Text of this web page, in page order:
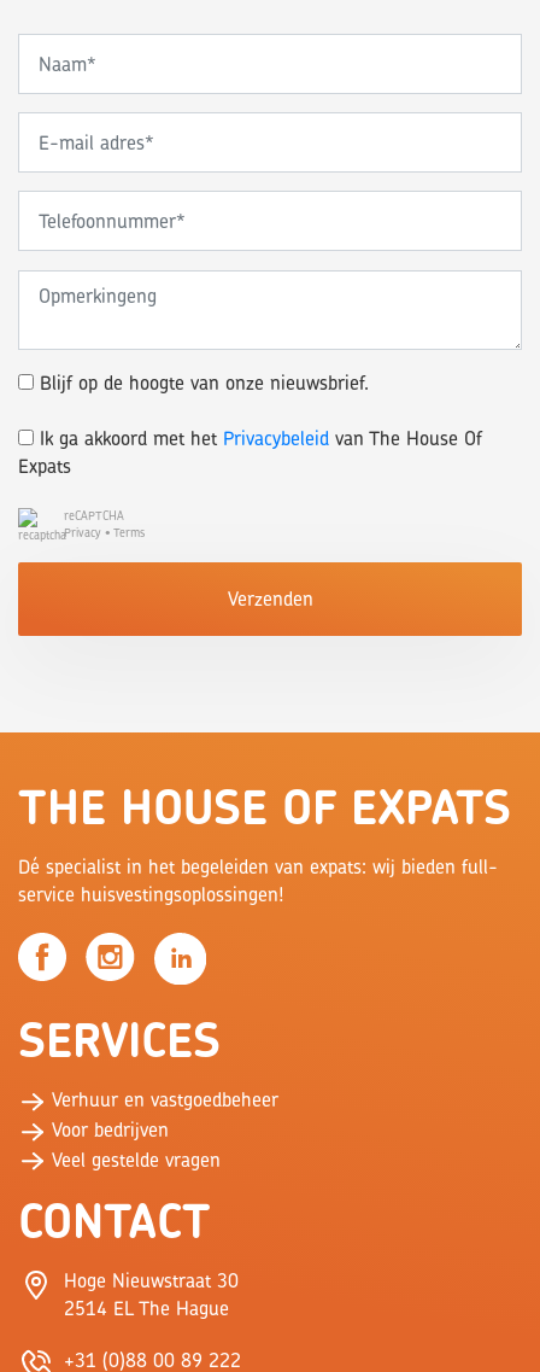
Blijf op de hoogte van onze nieuwsbrief.
Ik ga akkoord met het Privacybeleid van The House Of
Expats
reCAPTCHA
Privacy • Terms
Verzenden
THE HOUSE OF EXPATS
Dé specialist in het begeleiden van expats: wij bieden full-
service huisvestingsoplossingen!
SERVICES
Verhuur en vastgoedbeheer
Voor bedrijven
Veel gestelde vragen
CONTACT
Hoge Nieuwstraat 30
2514 EL The Hague
+31 (0)88 00 89 222